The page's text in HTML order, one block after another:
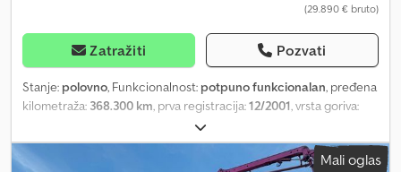
(29.890 € bruto)
Zatražiti Pozvati
Stanje: polovno, Funkcionalnost: potpuno funkcionalan, pređena
kilometraža: 368.300 km, prva registracija:12/2001, vrsta goriva:
13.940 kg
kg, stanje pneumatika:50 procenat, konfiguracija osovina:6x4,
međuosovinsko rastojanje:
, gorivo:dizel, kapacitetMali oglas